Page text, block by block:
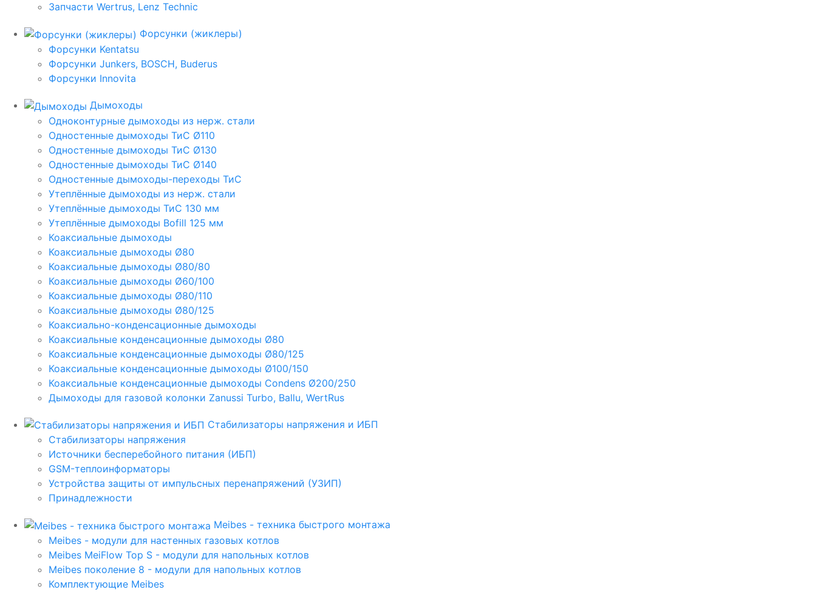
Запчасти Wertrus, Lenz Technic
Форсунки (жиклеры)
Форсунки Kentatsu
Форсунки Junkers, BOSCH, Buderus
Форсунки Innovita
Дымоходы
Одноконтурные дымоходы из нерж. стали
Одностенные дымоходы ТиС Ø110
Одностенные дымоходы ТиС Ø130
Одностенные дымоходы ТиС Ø140
Одностенные дымоходы-переходы ТиС
Утеплённые дымоходы из нерж. стали
Утеплённые дымоходы ТиС 130 мм
Утеплённые дымоходы Bofill 125 мм
Коаксиальные дымоходы
Коаксиальные дымоходы Ø80
Коаксиальные дымоходы Ø80/80
Коаксиальные дымоходы Ø60/100
Коаксиальные дымоходы Ø80/110
Коаксиальные дымоходы Ø80/125
Коаксиально-конденсационные дымоходы
Коаксиальные конденсационные дымоходы Ø80
Коаксиальные конденсационные дымоходы Ø80/125
Коаксиальные конденсационные дымоходы Ø100/150
Коаксиальные конденсационные дымоходы Condens Ø200/250
Дымоходы для газовой колонки Zanussi Turbo, Ballu, WertRus
Стабилизаторы напряжения и ИБП
Стабилизаторы напряжения
Источники бесперебойного питания (ИБП)
GSM-теплоинформаторы
Устройства защиты от импульсных перенапряжений (УЗИП)
Принадлежности
Meibes - техника быстрого монтажа
Meibes - модули для настенных газовых котлов
Meibes MeiFlow Top S - модули для напольных котлов
Meibes поколение 8 - модули для напольных котлов
Комплектующие Meibes